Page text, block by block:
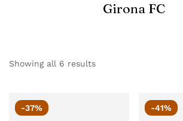
Girona FC
Showing all 6 results
-37% -41%